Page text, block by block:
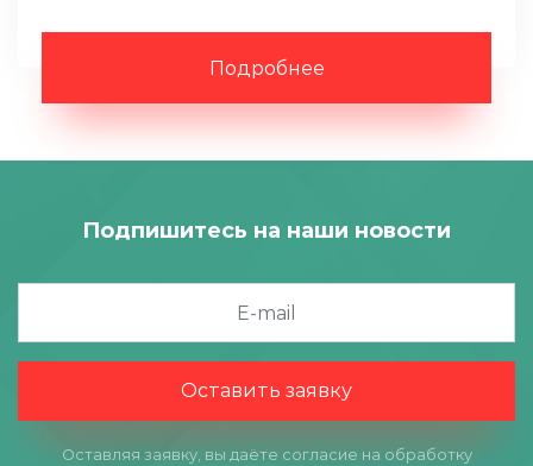
Подробнее
Подпишитесь на наши новости
Оставить заявку
Оставляя заявку, вы даёте согласие на обработку